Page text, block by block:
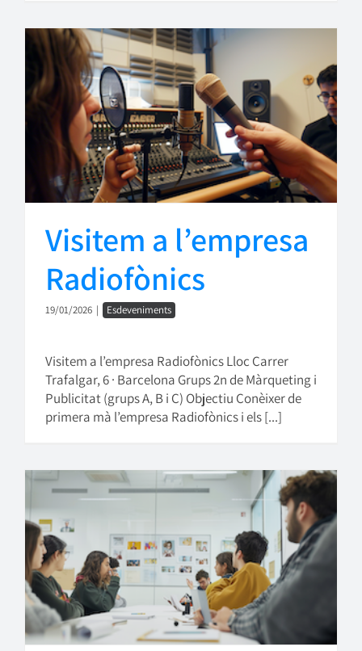
Visitem a l’empresa
Radiofònics
19/01/2026 | Esdeveniments
Visitem a l’empresa Radiofònics Lloc Carrer
Trafalgar, 6 · Barcelona Grups 2n de Màrqueting i
Publicitat (grups A, B i C) Objectiu Conèixer de
primera mà l’empresa Radiofònics i els [...]